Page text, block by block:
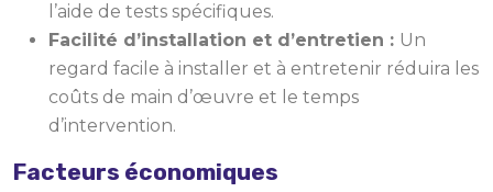
l’aide de tests spécifiques.
Facilité d’installation et d’entretien : Un
regard facile à installer et à entretenir réduira les
coûts de main d’œuvre et le temps
d’intervention.
Facteurs économiques